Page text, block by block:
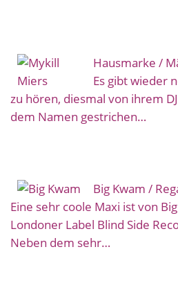
Hausmarke /
Es gibt wieder
zu hören, diesmal von ihrem
dem Namen gestrichen…
Big Kwam /
Eine sehr coole Maxi ist von
Londoner Label Blind Side
Neben dem sehr…